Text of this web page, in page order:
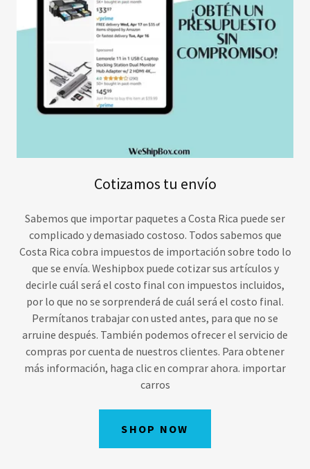
Cotizamos tu envío
Sabemos que importar paquetes a Costa Rica puede ser
complicado y demasiado costoso. Todos sabemos que
Costa Rica cobra impuestos de importación sobre todo lo
que se envía. Weshipbox puede cotizar sus artículos y
decirle cuál será el costo final con impuestos incluidos,
por lo que no se sorprenderá de cuál será el costo final.
Permítanos trabajar con usted antes, para que no se
arruine después. También podemos ofrecer el servicio de
compras por cuenta de nuestros clientes. Para obtener
más información, haga clic en comprar ahora. importar
carros
SHOP NOW